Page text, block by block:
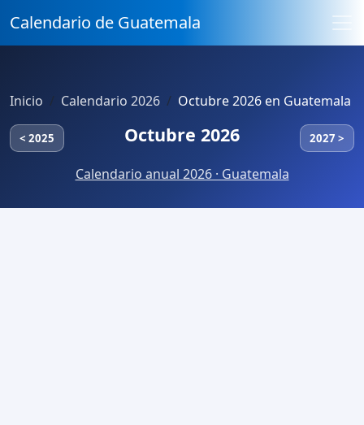
Calendario de Guatemala
Inicio Calendario 2026 Octubre 2026 en Guatemala
< 2025 Octubre 2026 2027 >
Calendario anual 2026 · Guatemala